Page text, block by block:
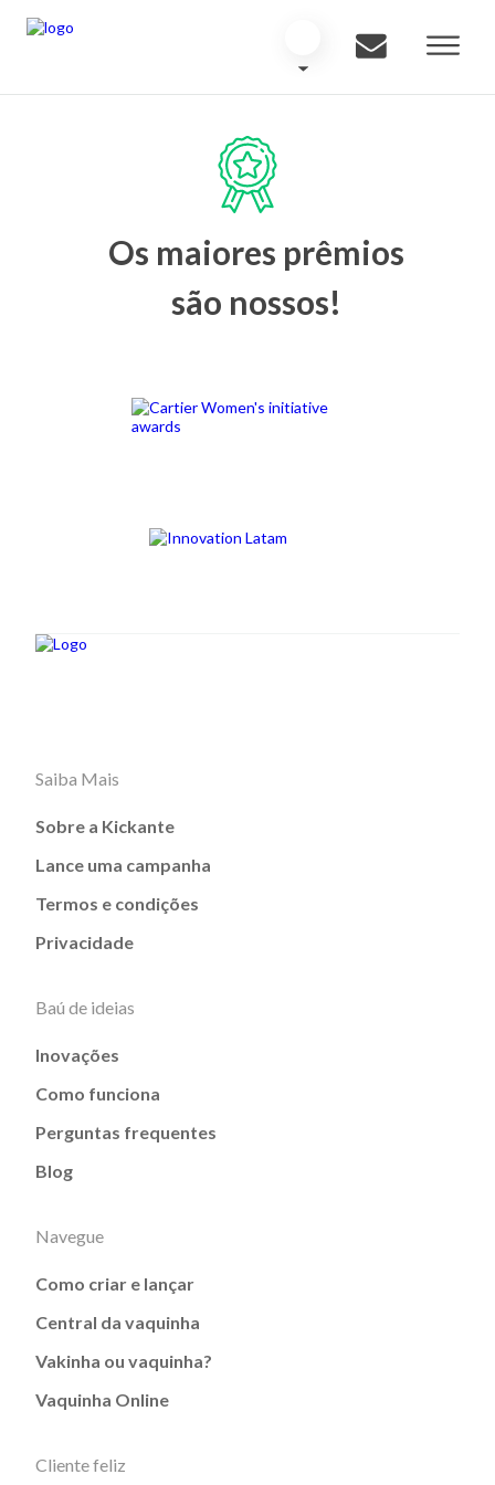
Os maiores prêmios
são nossos!
Saiba Mais
Sobre a Kickante
Lance uma campanha
Termos e condições
Privacidade
Baú de ideias
Inovações
Como funciona
Perguntas frequentes
Blog
Navegue
Como criar e lançar
Central da vaquinha
Vakinha ou vaquinha?
Vaquinha Online
Cliente feliz